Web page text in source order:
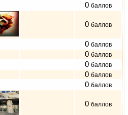
0 баллов
0 баллов
0 баллов
0 баллов
0 баллов
0 баллов
0 баллов
0 баллов